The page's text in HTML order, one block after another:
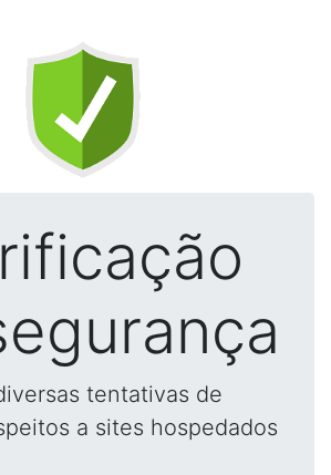
tentativas de
a sites hospedados